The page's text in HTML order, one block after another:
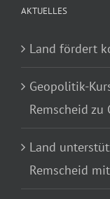
AKTUELLES
Land fördert
Geopolitik-
Remscheid zu
Land
Remscheid